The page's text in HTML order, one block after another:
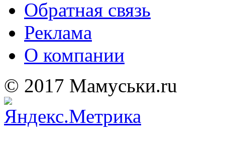
Обратная связь
Реклама
О компании
© 2017 Мамуськи.ru